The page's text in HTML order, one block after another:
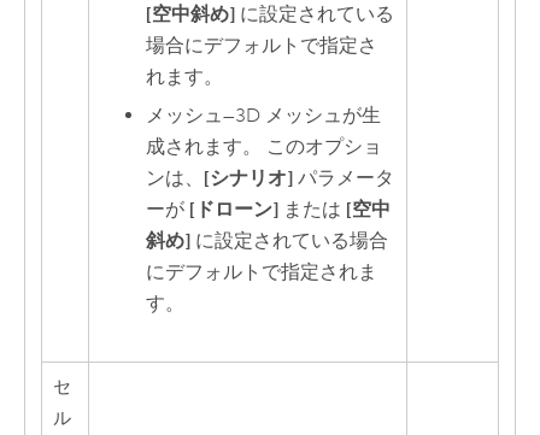
[空中斜め] に設定されている
場合にデフォルトで指定さ
れます。
メッシュ—3D メッシュが生
成されます。 このオプショ
ンは、 [シナリオ] パラメータ
ーが [ドローン] または [空中
斜め] に設定されている場合
にデフォルトで指定されま
す。
セ
ル